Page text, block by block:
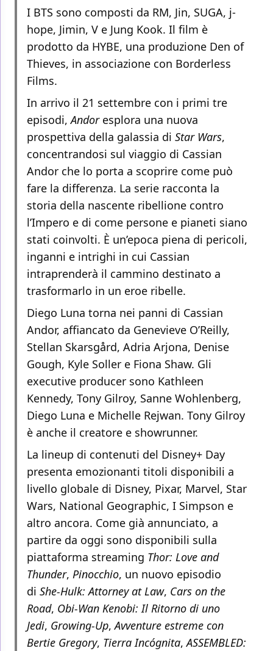
I BTS sono composti da RM, Jin, SUGA, j-
hope, Jimin, V e Jung Kook. Il film è
prodotto da HYBE, una produzione Den of
Thieves, in associazione con Borderless
Films.
In arrivo il 21 settembre con i primi tre
episodi,Andoresplora una nuova
prospettiva della galassia di Star Wars,
concentrandosi sul viaggio di Cassian
Andor che lo porta a scoprire come può
fare la differenza. La serie racconta la
storia della nascente ribellione contro
l’Impero e di come persone e pianeti siano
stati coinvolti. È un’epoca piena di pericoli,
inganni e intrighi in cui Cassian
intraprenderà il cammino destinato a
trasformarlo in un eroe ribelle.
Diego Luna torna nei panni di Cassian
Andor, affiancato da Genevieve O’Reilly,
Stellan Skarsgård, Adria Arjona, Denise
Gough, Kyle Soller e Fiona Shaw. Gli
executive producer sono Kathleen
Kennedy, Tony Gilroy, Sanne Wohlenberg,
Diego Luna e Michelle Rejwan. Tony Gilroy
è anche il creatore e showrunner.
La lineup di contenuti del Disney+ Day
presenta emozionanti titoli disponibili a
livello globale di Disney, Pixar, Marvel, Star
Wars, National Geographic, I Simpson e
altro ancora. Come già annunciato, a
partire da oggi sono disponibili sulla
piattaforma streaming Thor: Love and
Thunder, Pinocchio, un nuovo episodio
di She-Hulk: Attorney at Law, Cars on the
Road, Obi-Wan Kenobi: Il Ritorno di uno
Jedi, Growing-Up,Avventure estreme con
Bertie Gregory, Tierra Incógnita,ASSEMBLED: